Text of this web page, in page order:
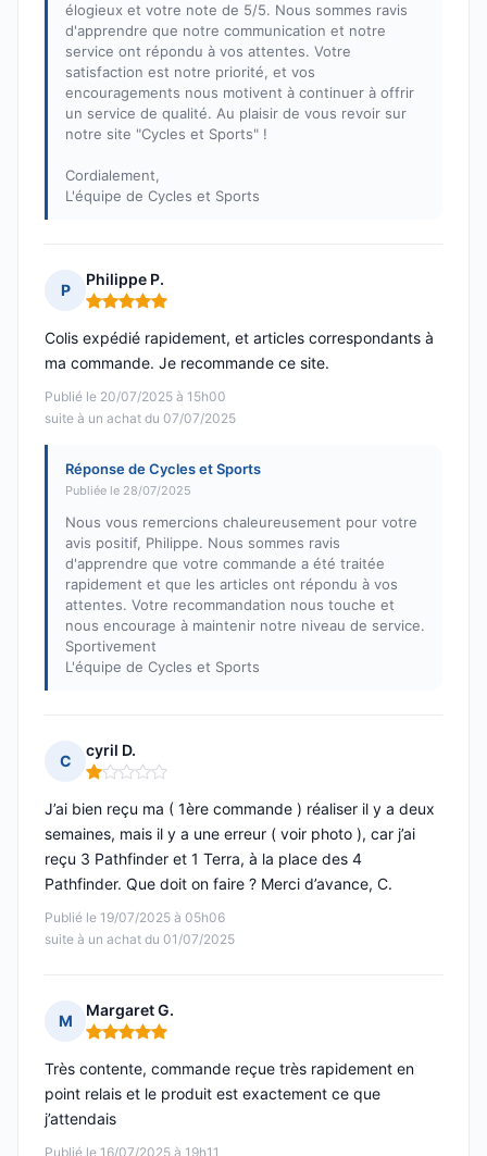
élogieux et votre note de 5/5. Nous sommes ravis
d'apprendre que notre communication et notre
service ont répondu à vos attentes. Votre
satisfaction est notre priorité, et vos
encouragements nous motivent à continuer à offrir
un service de qualité. Au plaisir de vous revoir sur
notre site "Cycles et Sports" !
Cordialement,
L'équipe de Cycles et Sports
P
Philippe P.
Note : 5 sur 5
Publié le 20/07/2025 à 15h00
suite à un achat du 07/07/2025
Colis expédié rapidement, et articles correspondants à
ma commande. Je recommande ce site.
Réponse de Cycles et Sports
Publiée le 28/07/2025
Nous vous remercions chaleureusement pour votre
avis positif, Philippe. Nous sommes ravis
d'apprendre que votre commande a été traitée
rapidement et que les articles ont répondu à vos
attentes. Votre recommandation nous touche et
nous encourage à maintenir notre niveau de service.
Sportivement
L'équipe de Cycles et Sports
C
cyril D.
Note : 1 sur 5
Publié le 19/07/2025 à 05h06
suite à un achat du 01/07/2025
J’ai bien reçu ma ( 1ère commande ) réaliser il y a deux
semaines, mais il y a une erreur ( voir photo ), car j’ai
reçu 3 Pathfinder et 1 Terra, à la place des 4
Pathfinder. Que doit on faire ? Merci d’avance, C.
M
Margaret G.
Note : 5 sur 5
Publié le 16/07/2025 à 19h11
Très contente, commande reçue très rapidement en
point relais et le produit est exactement ce que
j’attendais